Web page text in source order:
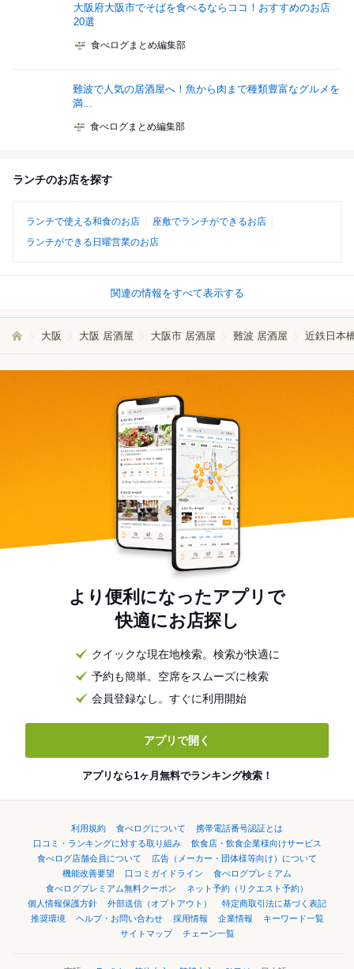
大阪府大阪市でそばを食べるならココ！おすすめのお店
20選
食べログまとめ編集部
難波で人気の居酒屋へ！魚から肉まで種類豊富なグルメを
満...
食べログまとめ編集部
ランチのお店を探す
ランチで使える和食のお店
座敷でランチができるお店
ランチができる日曜営業のお店
関連の情報をすべて表示する
大阪 大阪 居酒屋 大阪市 居酒屋 難波 居酒屋 近鉄日本
より便利になったアプリで
快適にお店探し
クイックな現在地検索。検索が快適に
予約も簡単。空席をスムーズに検索
会員登録なし。すぐに利用開始
アプリで開く
アプリなら1ヶ月無料でランキング検索！
利用規約 食べログについて
携帯電話番号認証とは
口コミ・ランキングに対する取り組み
飲食店・飲食企業様向けサービス
食べログ店舗会員について
広告（メーカー・団体様等向け）について
機能改善要望
口コミガイドライン
食べログプレミアム
食べログプレミアム無料クーポン
ネット予約（リクエスト予約）
個人情報保護方針
外部送信（オプトアウト）
特定商取引法に基づく表記
推奨環境
ヘルプ・お問い合わせ 採用情報 企業情報
キーワード一覧
サイトマップ
チェーン一覧